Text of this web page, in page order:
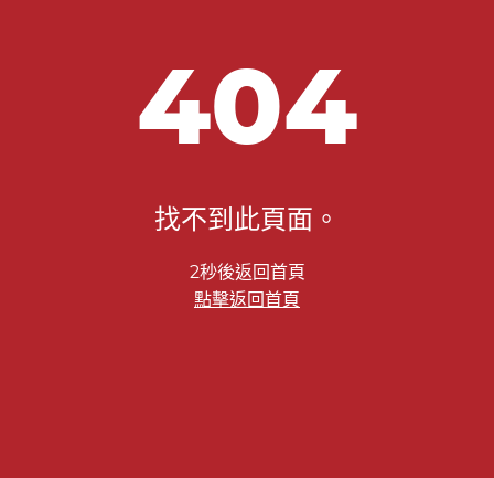
404
找不到此頁面。
2秒後返回首頁
點擊返回首頁